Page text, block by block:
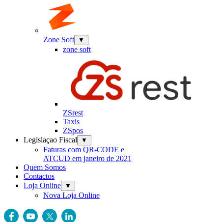
Zone Soft ▼
zone soft
ZSrest
Taxis
ZSpos
Legislaçao Fiscal
▼
Faturas com QR-CODE e
ATCUD em janeiro de 2021
Quem Somos
Contactos
Loja Online
▼
Nova Loja Online